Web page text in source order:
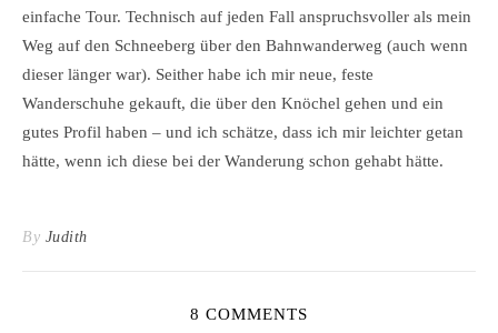
einfache Tour. Technisch auf jeden Fall anspruchsvoller als mein
Weg auf den Schneeberg über den Bahnwanderweg (auch wenn
dieser länger war). Seither habe ich mir neue, feste
Wanderschuhe gekauft, die über den Knöchel gehen und ein
gutes Profil haben – und ich schätze, dass ich mir leichter getan
hätte, wenn ich diese bei der Wanderung schon gehabt hätte.
By Judith
8 COMMENTS